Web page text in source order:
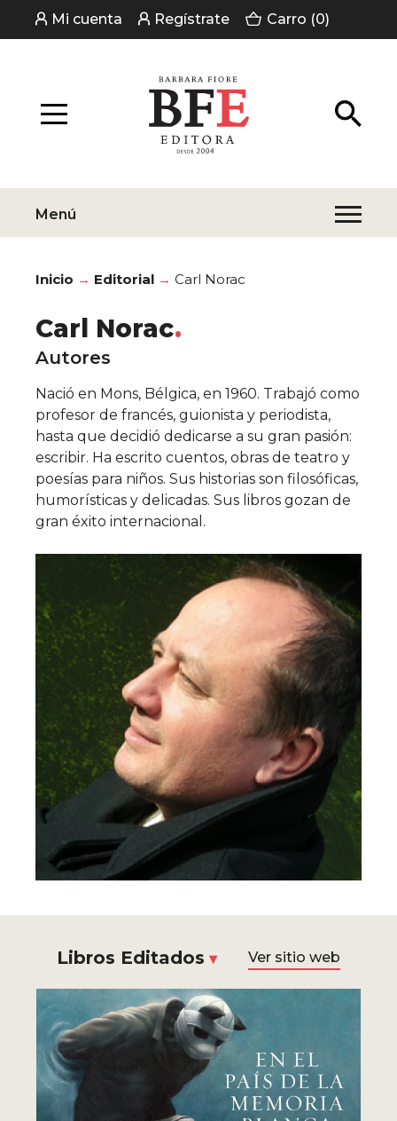
Mi cuenta Regístrate Carro (0)
Menú
Inicio Editorial Carl Norac
Carl Norac
Autores
Nació en Mons, Bélgica, en 1960. Trabajó como
profesor de francés, guionista y periodista,
hasta que decidió dedicarse a su gran pasión:
escribir. Ha escrito cuentos, obras de teatro y
poesías para niños. Sus historias son filosóficas,
humorísticas y delicadas. Sus libros gozan de
gran éxito internacional.
Libros Editados Ver sitio web